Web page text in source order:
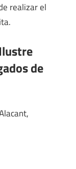
realizar el
de